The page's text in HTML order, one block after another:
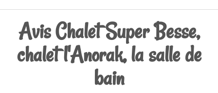
Avis Chalet Super Besse,
chalet l'Anorak, la salle de
bain